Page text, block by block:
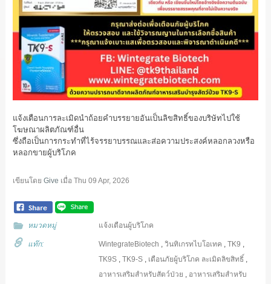
แจ้งเตือนการละเมิดนำถ้อยคำบรรยายอันเป็นลิขสิทธิ์ของบริษัทไปใช้
โฆษณาผลิตภัณฑ์อื่น
ซึ่งถือเป็นการกระทำที่ไร้จรรยาบรรณและส่อความประสงค์หลอกลวงหรือ
หลอกขายผู้บริโภค
เขียนโดย Give เมื่อ Thu 09 Apr, 2026
หมวดหมู่ แจ้งเตือนผู้บริโภค
แท๊ก: WintegrateBiotech ,วินทิเกรทไบโอเทค ,TK9
TK9S ,TK9-S เตือนภัยผู้บริโภค ละเมิดลิขสิทธิ์
อาหารเสริมสำหรับสัตว์ป่วย
อาหารเสริมสำหรับ